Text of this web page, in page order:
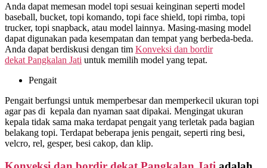
Anda dapat memesan model topi sesuai keinginan seperti model
baseball, bucket, topi komando, topi face shield, topi rimba, topi
trucker, topi snapback, atau model lainnya. Masing-masing model
dapat digunakan pada kesempatan dan tempat yang berbeda-beda.
Anda dapat berdiskusi dengan tim Konveksi dan bordir
dekat Pangkalan Jati untuk memilih model yang tepat.
Pengait
Pengait berfungsi untuk memperbesar dan memperkecil ukuran topi
agar pas di kepala dan nyaman saat dipakai. Mengingat ukuran
kepala tidak sama maka terdapat pengait yang terletak pada bagian
belakang topi. Terdapat beberapa jenis pengait, seperti ring besi,
velcro, rel, gesper, besi cakop, dan klip.